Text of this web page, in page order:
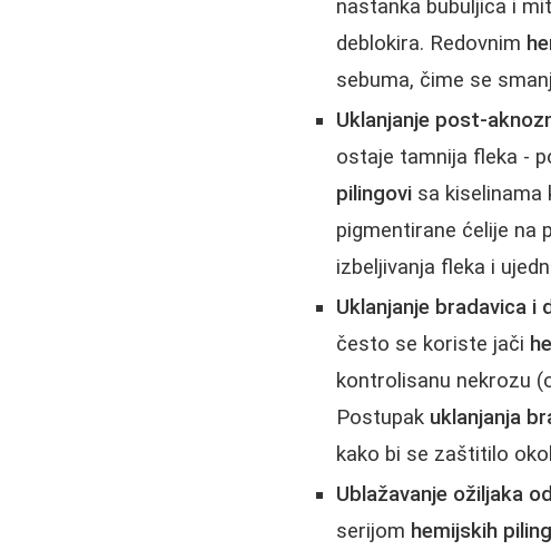
nastanka bubuljica i
deblokira. Redovnim
sebuma, čime se
Uklanjanje post-
ostaje tamnija fleka -
pilingovi sa kiselinama
pigmentirane ćelije na
izbeljivanja fleka i
Uklanjanje bradavica i
često se koriste jači
kontrolisanu nekrozu
Postupak uklanjanja
kako bi se zaštitilo
Ublažavanje ožiljaka
serijom hemijskih